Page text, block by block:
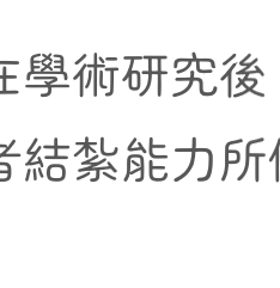
學術研究
結紮能力